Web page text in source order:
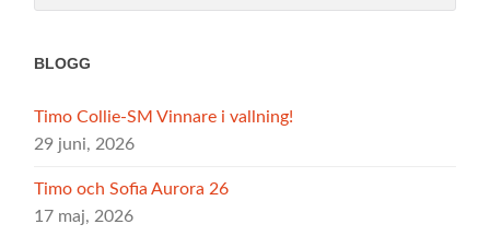
BLOGG
Timo Collie-SM Vinnare i vallning!
29 juni, 2026
Timo och Sofia Aurora 26
17 maj, 2026